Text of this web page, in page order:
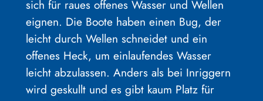
sich für raues offenes Wasser und Wellen
eignen. Die Boote haben einen Bug, der
leicht durch Wellen schneidet und ein
offenes Heck, um einlaufendes Wasser
leicht abzulassen. Anders als bei Inriggern
wird geskullt und es gibt kaum Platz für